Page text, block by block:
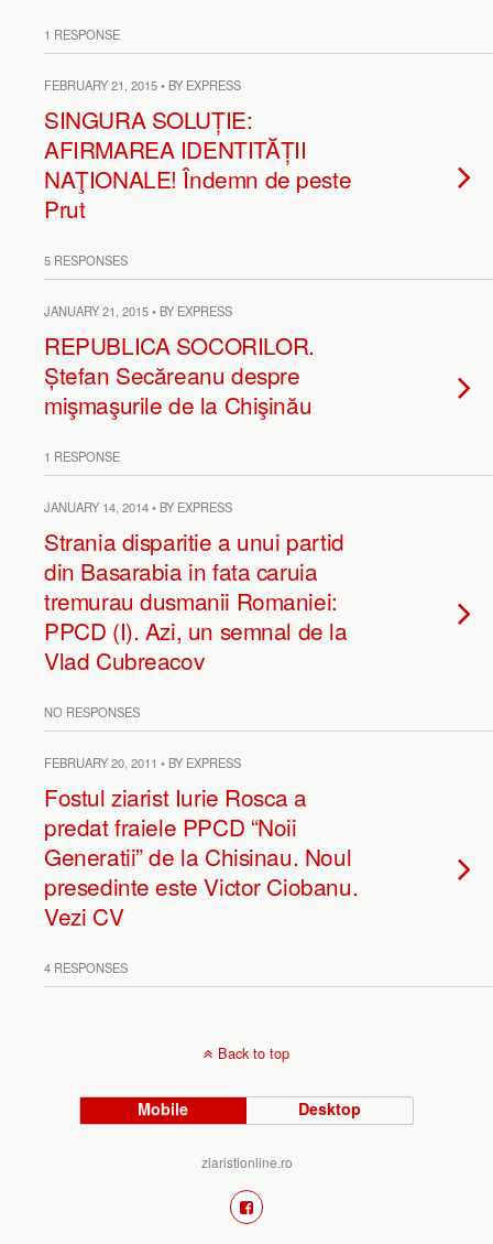
1 RESPONSE
FEBRUARY 21, 2015 • BY EXPRESS
SINGURA SOLUȚIE:
AFIRMAREA IDENTITĂȚII
NAŢIONALE! Îndemn de peste
Prut
5 RESPONSES
JANUARY 21, 2015 • BY EXPRESS
REPUBLICA SOCORILOR.
Ștefan Secăreanu despre
mişmaşurile de la Chişinău
1 RESPONSE
JANUARY 14, 2014 • BY EXPRESS
Strania disparitie a unui partid
din Basarabia in fata caruia
tremurau dusmanii Romaniei:
PPCD (I). Azi, un semnal de la
Vlad Cubreacov
NO RESPONSES
FEBRUARY 20, 2011 • BY EXPRESS
Fostul ziarist Iurie Rosca a
predat fraiele PPCD “Noii
Generatii” de la Chisinau. Noul
presedinte este Victor Ciobanu.
Vezi CV
4 RESPONSES
Back to top
Mobile Desktop
ziaristionline.ro